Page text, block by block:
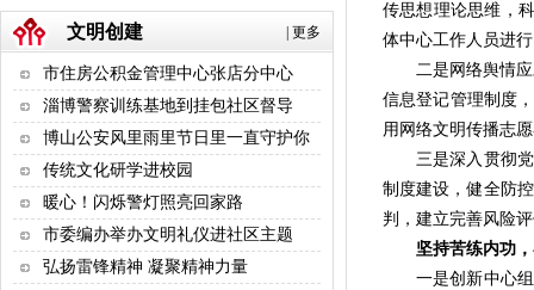
更多
文明创建
市住房公积金管理中心张店分中心
淄博警察训练基地到挂包社区督导
博山公安风里雨里节日里一直守护你
传统文化研学进校园
暖心！闪烁警灯照亮回家路
市委编办举办文明礼仪进社区主题
弘扬雷锋精神 凝聚精神力量
传思想理论思维，
体中心工作人员进
二是网络舆情应
信息登记管理制度
用网络文明传播志
三是深入贯彻党
制度建设，健全防
判，建立完善风险
坚持苦练内功，
一是创新中心组